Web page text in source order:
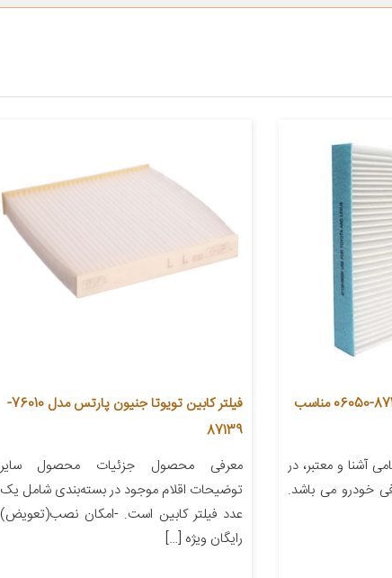
فیلتر کابین فیلتر دم کد 87139-06050 مناسب
آشنا و معتبر، در
خودرو می باشد.
فیلتر کابین تویوتا جنیون پارتس مدل 76010-
87139
معرفی محصول جزئیات محصول سایر
توضیحات اقلام موجود در بسته‌بندی شامل یک
عدد فیلتر کابین است. -امکان نصب(تعویض)
رایگان ویژه […]